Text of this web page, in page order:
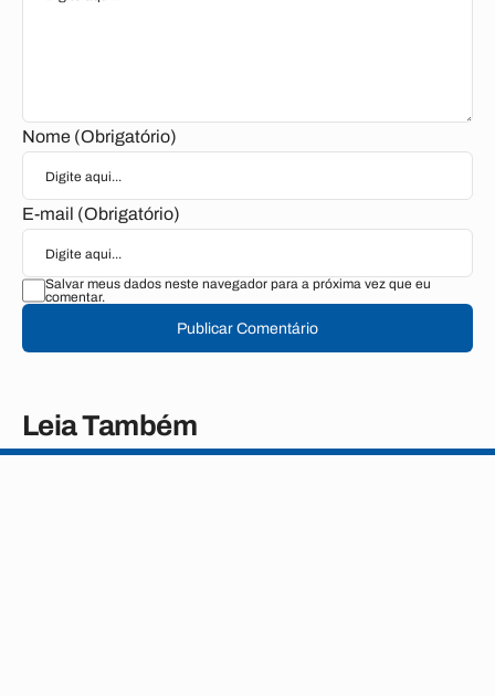
Nome (Obrigatório)
E-mail (Obrigatório)
Salvar meus dados neste navegador para a próxima vez que eu
comentar.
Publicar Comentário
Leia Também